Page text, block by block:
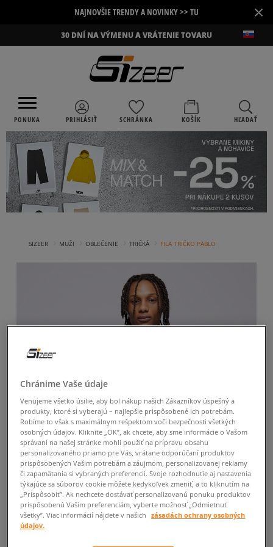
NAJNOVŠIE TRENDY A NOVINKY >> TU ×
30 DNÍ NA VÝMENU A VRÁTENIE TOVARU
PONUKA PRIHLÁSIŤ SCHRÁNKA KOŠÍK HĽADAŤ
SIZEER MUŽI OBLEČENIE TRIČKÁ FILA TRIČKO PABLO
Chránime Vaše údaje
Venujeme všetko úsilie, aby bol nákup našich Zákazníkov úspešný a
produkty, ktoré si vyberajú – najlepšie prispôsobené ich potrebám.
Robíme to však s maximálnym rešpektom voči bezpečnosti všetkých
osobných údajov. Kliknite „OK”, ak chcete, aby sme informácie o Vašom
správaní na našej stránke mohli použiť na prípravu obsahu
personalizovaného priamo pre Vás, vrátane odporúčaní produktov
prispôsobených Vašim potrebám a záujmom, personalizovanej reklamy
či zapamätania si vybraných preferencií. Svoje rozhodnutie aj nastavenia
týkajúce sa súborov cookie môžete kedykoľvek zmeniť, a to kliknutím na
„Prispôsobiť”. Ak nechcete dostávať personalizovanú ponuku produktov
prispôsobenú Vašim preferenciám, vyberte možnosť „Odmietnuť
všetky”. Viac informácií nájdete v našich
zásadách ochrany osobných
údajov.